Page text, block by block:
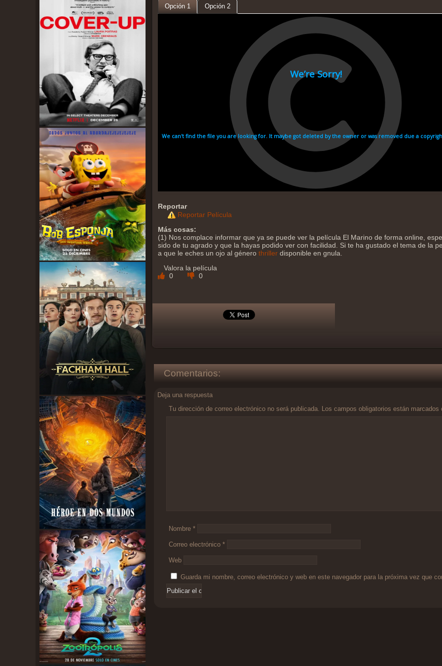
Opción 1 Opción 2
Reportar
Reportar Película
Más cosas:
(1) Nos complace informar que ya se puede ver la película El Marino de forma online,
sido de tu agrado y que la hayas podido ver con facilidad. Si te ha gustado el tema de la
a que le eches un ojo al género thriller disponible en gnula.
Valora la película
0
0
Comentarios:
Deja una respuesta
Tu dirección de correo electrónico no será publicada. Los campos obligatorios están marcados
Nombre *
Correo electrónico *
Web
Guarda mi nombre, correo electrónico y web en este navegador para la próxima vez que